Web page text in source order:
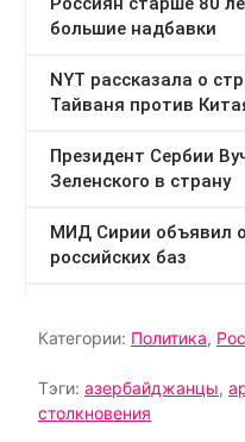
Категории: Политика,
Тэги: азербайджанцы,
столкновения